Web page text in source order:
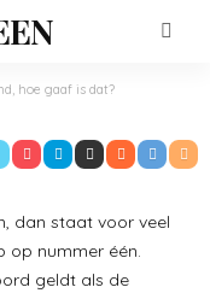
hoe gaaf is dat?
is dat?
dan staat voor veel
op nummer één.
geldt als de